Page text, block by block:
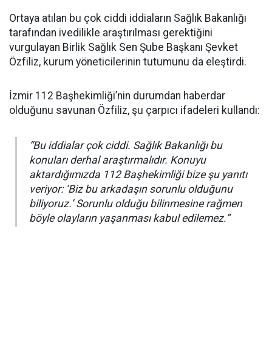
Ortaya atılan bu çok ciddi iddiaların Sağlık Bakanlığı
tarafından ivedilikle araştırılması gerektiğini
vurgulayan Birlik Sağlık Sen Şube Başkanı Şevket
Özfiliz, kurum yöneticilerinin tutumunu da eleştirdi.
İzmir 112 Başhekimliği’nin durumdan haberdar
olduğunu savunan Özfiliz, şu çarpıcı ifadeleri kullandı:
“Bu iddialar çok ciddi. Sağlık Bakanlığı bu
konuları derhal araştırmalıdır. Konuyu
aktardığımızda 112 Başhekimliği bize şu yanıtı
veriyor: ‘Biz bu arkadaşın sorunlu olduğunu
biliyoruz.’ Sorunlu olduğu bilinmesine rağmen
böyle olayların yaşanması kabul edilemez.”